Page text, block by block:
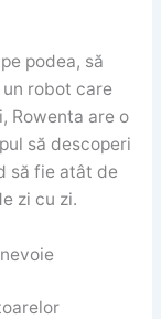
podea, să
robot care
Rowenta are o
să descoperi
să fie atât de
zi cu zi.